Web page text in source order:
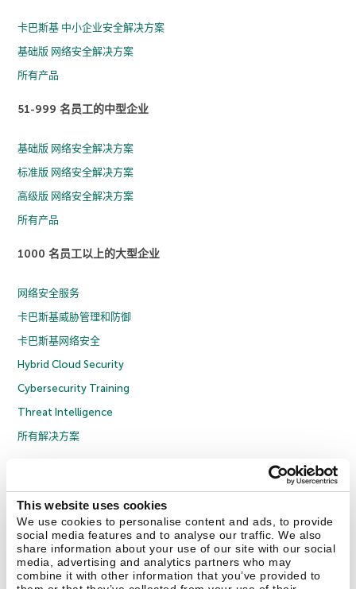
This website uses cookies
We use cookies to personalise content and ads, to provide
social media features and to analyse our traffic. We also
share information about your use of our site with our social
media, advertising and analytics partners who may
combine it with other information that you’ve provided to
卡巴斯基 中小企业安全解决方案
基础版 网络安全解决方案
所有产品
51-999 名员工的中型企业
基础版 网络安全解决方案
标准版 网络安全解决方案
高级版 网络安全解决方案
所有产品
1000 名员工以上的大型企业
网络安全服务
卡巴斯基威胁管理和防御
卡巴斯基网络安全
Hybrid Cloud Security
Cybersecurity Training
Threat Intelligence
所有解决方案
隐私策略
京ICP备12053225号
京公网安备 11010102001169号
联系我们 关于我们 合作伙伴 Blog 资源中心 新闻稿